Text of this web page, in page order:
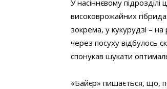
У насіннєвому
високоврожайних
зокрема, у кукурудзі –
через посуху відбулось
спонукав шукати
«Байєр» пишається, що,